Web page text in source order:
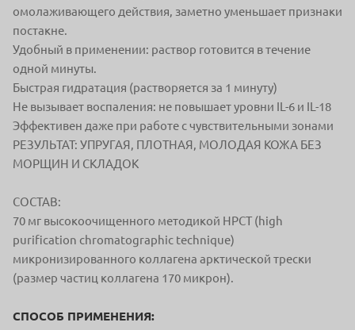
омолаживающего действия, заметно уменьшает признаки
постакне.
Удобный в применении: раствор готовится в течение
одной минуты.
Быстрая гидратация (растворяется за 1 минуту)
Не вызывает воспаления: не повышает уровни IL-6 и IL-18
Эффективен даже при работе с чувствительными зонами
РЕЗУЛЬТАТ: УПРУГАЯ, ПЛОТНАЯ, МОЛОДАЯ КОЖА БЕЗ
МОРЩИН И СКЛАДОК
СОСТАВ:
70 мг высокоочищенного методикой HPCT (high
purification chromatographic technique)
микронизированного коллагена арктической трески
(размер частиц коллагена 170 микрон).
СПОСОБ ПРИМЕНЕНИЯ: